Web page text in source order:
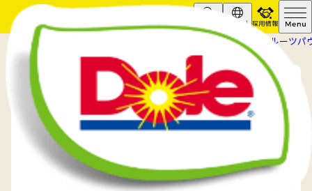
Search Global
採用情報
フルーツ加工品 フルーツ